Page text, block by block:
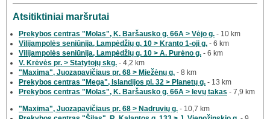
Atsitiktiniai maršrutai
Prekybos centras "Molas", K. Baršausko g. 66A > Vėjo g. - 10 km
Vilijampolės seniūnija, Lampėdžių g. 10 > Kranto 1-oji g. - 6 km
Vilijampolės seniūnija, Lampėdžių g. 10 > A. Purėno g. - 6 km
V. Krėvės pr. > Statytojų skg. - 4,2 km
"Maxima", Juozapavičiaus pr. 68 > Miežėnų g. - 8 km
Prekybos centras "Mega", Islandijos pl. 32 > Planetų g. - 13 km
Prekybos centras "Molas", K. Baršausko g. 66A > Ievų takas - 7,9 km
"Maxima", Juozapavičiaus pr. 68 > Nadruvių g. - 10,7 km